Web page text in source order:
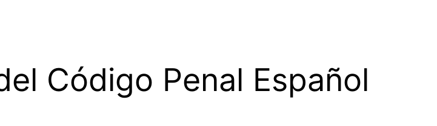
Código Penal Español